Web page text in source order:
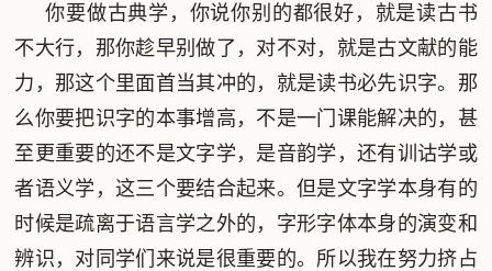
你要做古典学，你说你别的都很好，就是读古书
不大行，那你趁早别做了，对不对，就是古文献的能
力，那这个里面首当其冲的，就是读书必先识字。那
么你要把识字的本事增高，不是一门课能解决的，甚
至更重要的还不是文字学，是音韵学，还有训诂学或
者语义学，这三个要结合起来。但是文字学本身有的
时候是疏离于语言学之外的，字形字体本身的演变和
辨识，对同学们来说是很重要的。所以我在努力挤占